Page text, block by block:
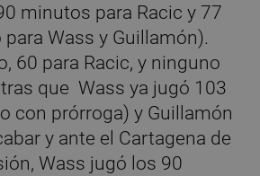
minutos para Racic y 77
Wass y Guillamón).
60 para Racic, y ninguno
que Wass ya jugó 103
con prórroga) y Guillamón
y ante el Cartagena de
Wass jugó los 90